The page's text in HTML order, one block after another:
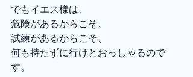
でもイエス様は、
危険があるからこそ、
試練があるからこそ、
何も持たずに行けとおっしゃるので
す。